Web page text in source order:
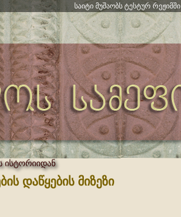
საიტი მუშაობს ტესტურ რეჟიმში
ისტორიიდან
დაწყების მიზეზი